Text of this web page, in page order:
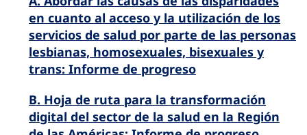
en cuanto al acceso y la utilización de los
servicios de salud por parte de las personas
lesbianas, homosexuales, bisexuales y
trans: Informe de progreso
B. Hoja de ruta para la transformación
digital del sector de la salud en la Región